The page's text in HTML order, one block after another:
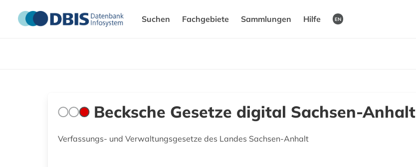
Suchen Fachgebiete Sammlungen Hilfe EN
Becksche Gesetze digital Sachsen-Anhalt
Verfassungs- und Verwaltungsgesetze des Landes Sachsen-Anhalt